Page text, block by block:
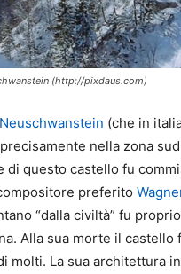
(http://pixdaus.com)
(che in
nella zona
di questo castello fu
preferito
“dalla civiltà” fu
Alla sua morte il
molti. La sua architettura